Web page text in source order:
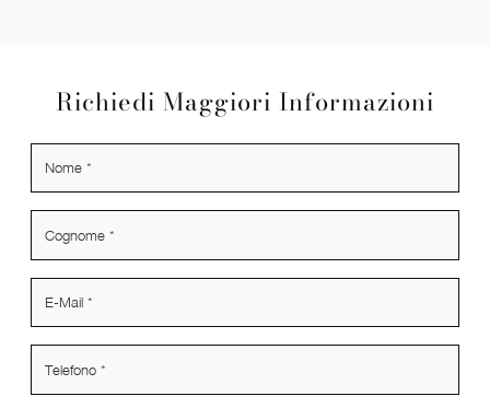
Richiedi Maggiori Informazioni